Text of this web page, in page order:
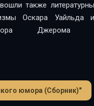
также
Оскара Уайльда
Джерома
Свифт
(Автор: Остен
юмора (Сборник)"